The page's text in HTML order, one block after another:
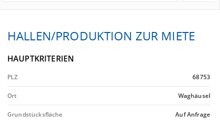
HALLEN/PRODUKTION ZUR MIETE
HAUPTKRITERIEN
PLZ 68753
Ort Waghäusel
Grundstücksfläche Auf Anfrage